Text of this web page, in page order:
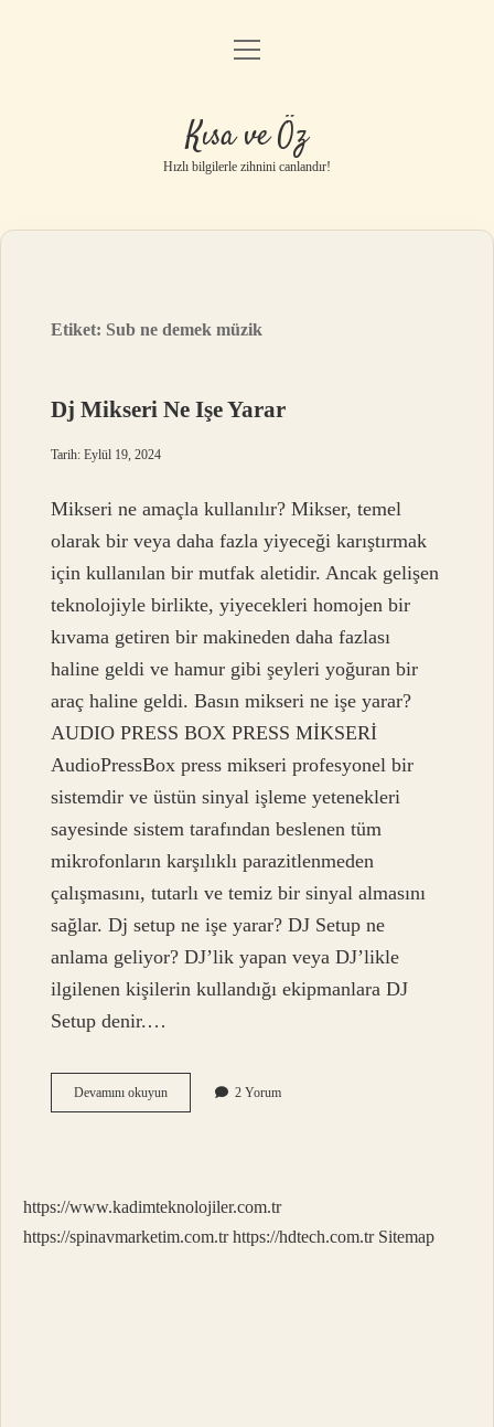
Anasayfa
Gizlilik Politikası
Yasal Uyarı
menüyü
Kısa ve Öz
Hızlı bilgilerle zihnini canlandır!
Etiket: Sub ne demek müzik
Dj Mikseri Ne Işe Yarar
Tarih: Eylül 19, 2024
Mikseri ne amaçla kullanılır? Mikser, temel
olarak bir veya daha fazla yiyeceği karıştırmak
için kullanılan bir mutfak aletidir. Ancak gelişen
teknolojiyle birlikte, yiyecekleri homojen bir
kıvama getiren bir makineden daha fazlası
haline geldi ve hamur gibi şeyleri yoğuran bir
araç haline geldi. Basın mikseri ne işe yarar?
AUDIO PRESS BOX PRESS MİKSERİ
AudioPressBox press mikseri profesyonel bir
sistemdir ve üstün sinyal işleme yetenekleri
sayesinde sistem tarafından beslenen tüm
mikrofonların karşılıklı parazitlenmeden
çalışmasını, tutarlı ve temiz bir sinyal almasını
sağlar. Dj setup ne işe yarar? DJ Setup ne
anlama geliyor? DJ’lik yapan veya DJ’likle
ilgilenen kişilerin kullandığı ekipmanlara DJ
Setup denir.…
Devamını okuyunDj
Mikseri
2 Yorum
https://www.kadimteknolojiler.com.tr
https://spinavmarketim.com.tr https://hdtech.com.tr Sitemap